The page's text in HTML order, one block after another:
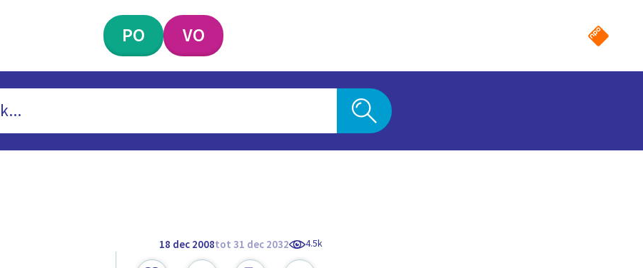
PO VO
18 dec 2008tot 31 dec 2032 4.5k